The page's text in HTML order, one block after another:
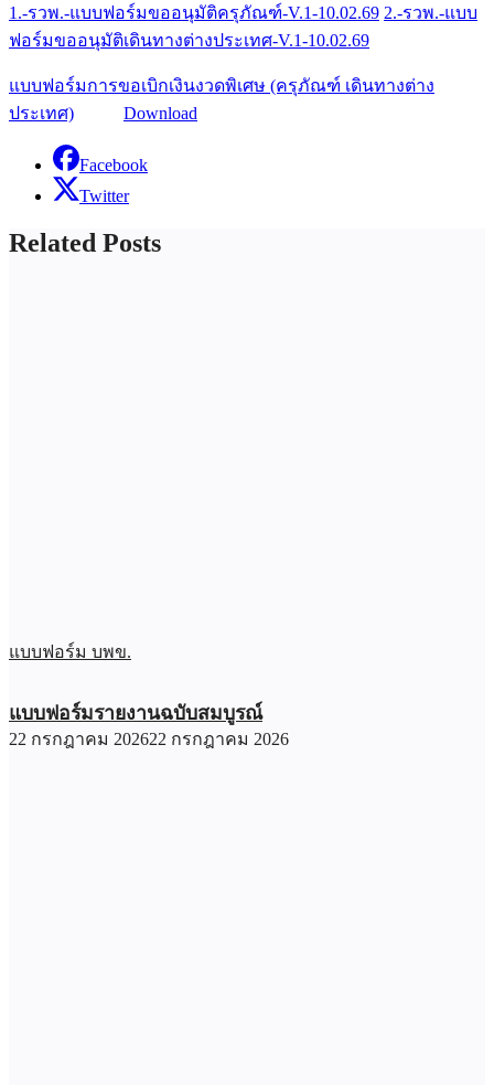
1.-รวพ.-แบบฟอร์มขออนุมัติครุภัณฑ์-V.1-10.02.69 2.-รวพ.-แบบ
ฟอร์มขออนุมัติเดินทางต่างประเทศ-V.1-10.02.69
แบบฟอร์มการขอเบิกเงินงวดพิเศษ (ครุภัณฑ์ เดินทางต่าง
ประเทศ)
Download
Facebook
Twitter
Related Posts
แบบฟอร์ม บพข.
แบบฟอร์มรายงานฉบับสมบูรณ์
22 กรกฎาคม 202622 กรกฎาคม 2026